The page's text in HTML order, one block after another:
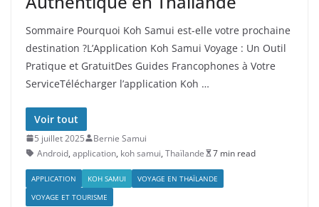
Sommaire Pourquoi Koh Samui est-elle votre prochaine
destination ?L’Application Koh Samui Voyage : Un Outil
Pratique et GratuitDes Guides Francophones à Votre
ServiceTélécharger l’application Koh …
Voir tout
5 juillet 2025
Bernie Samui
Android, application, koh samui, Thaïlande 7 min read
APPLICATION KOH SAMUI
VOYAGE EN THAÏLANDE
VOYAGE ET TOURISME